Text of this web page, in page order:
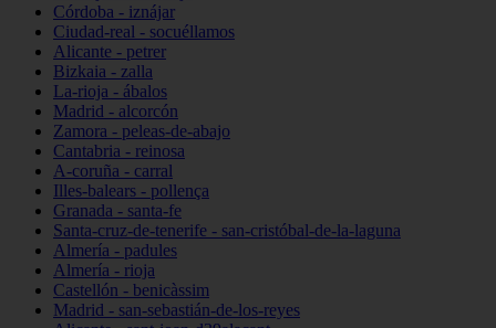
Córdoba - iznájar
Ciudad-real - socuéllamos
Alicante - petrer
Bizkaia - zalla
La-rioja - ábalos
Madrid - alcorcón
Zamora - peleas-de-abajo
Cantabria - reinosa
A-coruña - carral
Illes-balears - pollença
Granada - santa-fe
Santa-cruz-de-tenerife - san-cristóbal-de-la-laguna
Almería - padules
Almería - rioja
Castellón - benicàssim
Madrid - san-sebastián-de-los-reyes